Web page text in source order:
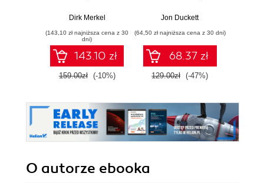
and best practices
coding, testing, and
deploying PHP
applications
Dirk Merkel
(143,10 zł najniższa cena z 30
dni)
143.10 zł
159.00zł (-10%)
Jon Duckett
(64,50 zł najniższa cena z 30 dni)
68.37 zł
129.00zł (-47%)
O autorze ebooka